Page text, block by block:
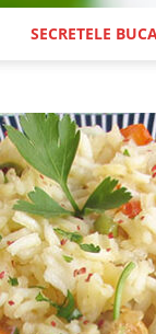
SECRETELE